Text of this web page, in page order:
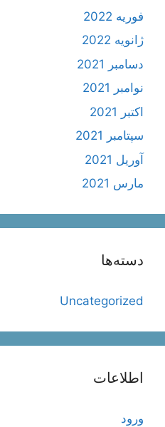
فوریه 2022
ژانویه 2022
دسامبر 2021
نوامبر 2021
اکتبر 2021
سپتامبر 2021
آوریل 2021
مارس 2021
دسته‌ها
Uncategorized
اطلاعات
ورود